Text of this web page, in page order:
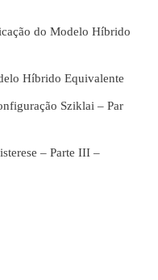
do Modelo Híbrido
Híbrido Equivalente
Sziklai – Par
– Parte III –